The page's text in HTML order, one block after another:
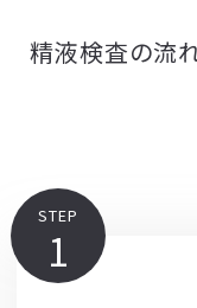
精液検査の流
STEP
1